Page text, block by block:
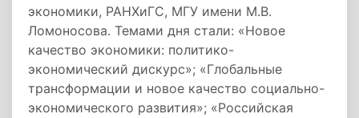
экономики, РАНХиГС, МГУ имени М.В.
Ломоносова. Темами дня стали: «Новое
качество экономики: политико-
экономический дискурс»; «Глобальные
трансформации и новое качество социально-
экономического развития»; «Российская